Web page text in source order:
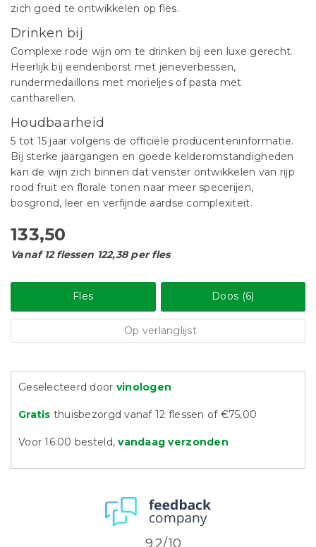
zich goed te ontwikkelen op fles.
Drinken bij
Complexe rode wijn om te drinken bij een luxe gerecht.
Heerlijk bij eendenborst met jeneverbessen,
rundermedaillons met morieljes of pasta met
cantharellen.
Houdbaarheid
5 tot 15 jaar volgens de officiële producenteninformatie.
Bij sterke jaargangen en goede kelderomstandigheden
kan de wijn zich binnen dat venster ontwikkelen van rijp
rood fruit en florale tonen naar meer specerijen,
bosgrond, leer en verfijnde aardse complexiteit.
133,50
Vanaf 12 flessen 122,38 per fles
Fles Doos (6)
Op verlanglijst
Geselecteerd door vinologen
Gratis thuisbezorgd vanaf 12 flessen of €75,00
Voor 16:00 besteld,vandaag verzonden
9.2/10